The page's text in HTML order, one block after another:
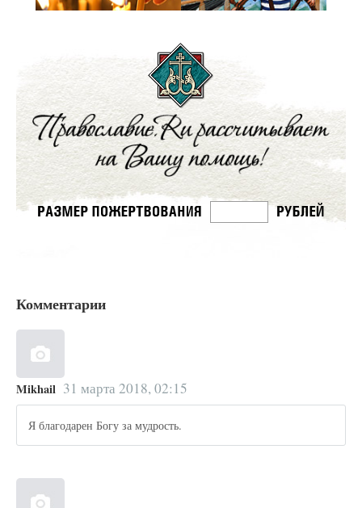
Комментарии
Mikhail 31 марта 2018, 02:15
Я благодарен Богу за мудрость.